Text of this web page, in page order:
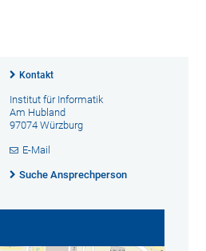
Kontakt
Institut für Informatik
Am Hubland
97074 Würzburg
E-Mail
Suche Ansprechperson